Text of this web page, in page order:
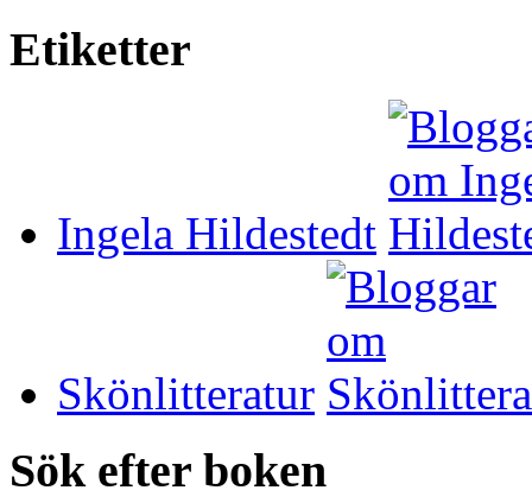
Etiketter
Ingela Hildestedt
Skönlitteratur
Sök efter boken